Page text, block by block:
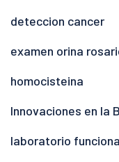
deteccion cancer
examen orina
homocisteina
Innovaciones en la
laboratorio